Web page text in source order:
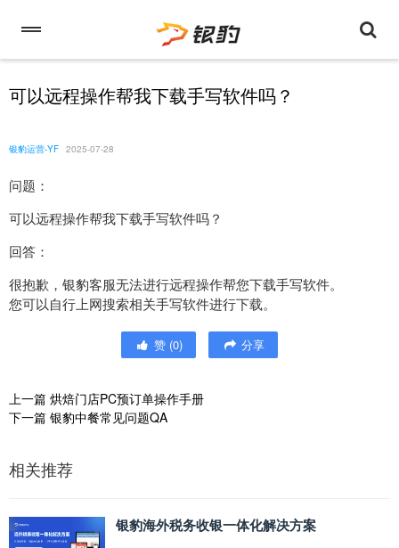
可以远程操作帮我下载手写软件吗？
银豹运营-YF 2025-07-28
问题：
可以远程操作帮我下载手写软件吗？
回答：
很抱歉，银豹客服无法进行远程操作帮您下载手写软件。
您可以自行上网搜索相关手写软件进行下载。
赞 (0) 分享
上一篇 烘焙门店PC预订单操作手册
下一篇 银豹中餐常见问题QA
相关推荐
银豹海外税务收银一体化解决方案